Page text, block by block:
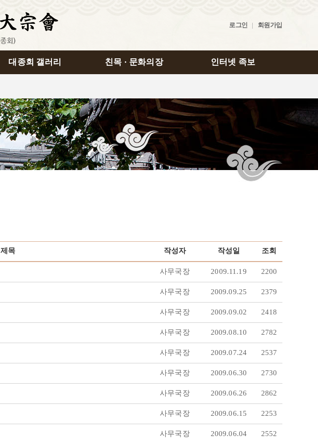
로그인 | 회원가입
대종회 갤러리 친목 · 문화의장 인터넷 족보
제목 작성자 작성일 조회
사무국장 2009.11.19 2200
사무국장 2009.09.25 2379
사무국장 2009.09.02 2418
사무국장 2009.08.10 2782
사무국장 2009.07.24 2537
사무국장 2009.06.30 2730
사무국장 2009.06.26 2862
사무국장 2009.06.15 2253
사무국장 2009.06.04 2552